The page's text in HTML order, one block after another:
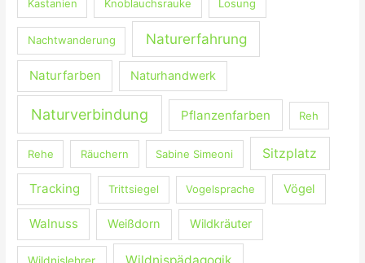
Kastanien Knoblauchsrauke Losung
Nachtwanderung Naturerfahrung
Naturfarben Naturhandwerk
Naturverbindung Pflanzenfarben Reh
Rehe Räuchern Sabine Simeoni Sitzplatz
Tracking Trittsiegel Vogelsprache Vögel
Walnuss Weißdorn Wildkräuter
Wildnislehrer Wildnispädagogik